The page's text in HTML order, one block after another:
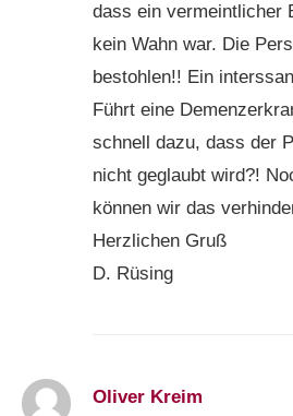
dass ein vermeintlicher
kein Wahn war. Die
bestohlen!! Ein
Führt eine
schnell dazu, dass der
nicht geglaubt wird?!
können wir das
Herzlichen Gruß
D. Rüsing
Oliver Kreim